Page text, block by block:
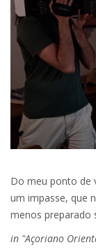
Do meu ponto de
um impasse, que
menos preparado
in "Açoriano